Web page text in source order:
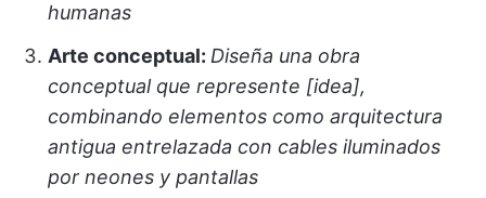
humanas
Arte conceptual: Diseña una obra
conceptual que represente [idea],
combinando elementos como arquitectura
antigua entrelazada con cables iluminados
por neones y pantallas